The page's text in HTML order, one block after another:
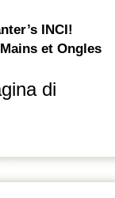
INCI!
et Ongles
di